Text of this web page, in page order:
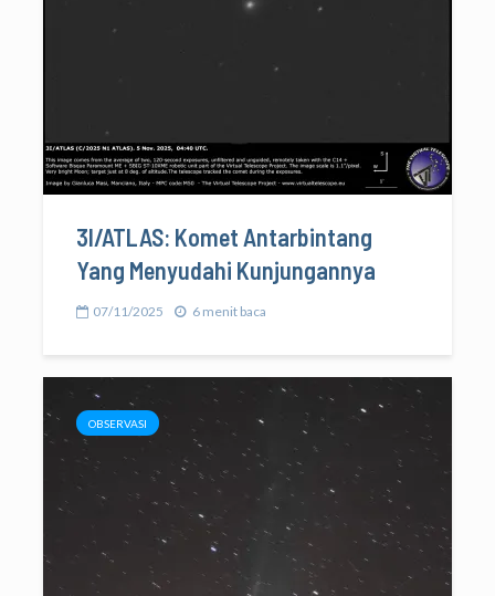
3I/ATLAS: Komet Antarbintang
Yang Menyudahi Kunjungannya
07/11/2025 6 menit baca
OBSERVASI